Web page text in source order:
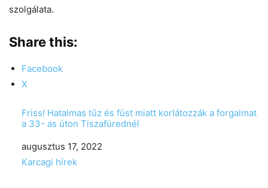
szolgálata.
Share this:
Facebook
X
Friss! Hatalmas tűz és füst miatt korlátozzák a forgalmat
a 33- as úton Tiszafürednél
Date
augusztus 17, 2022
In relation to
Karcagi hírek